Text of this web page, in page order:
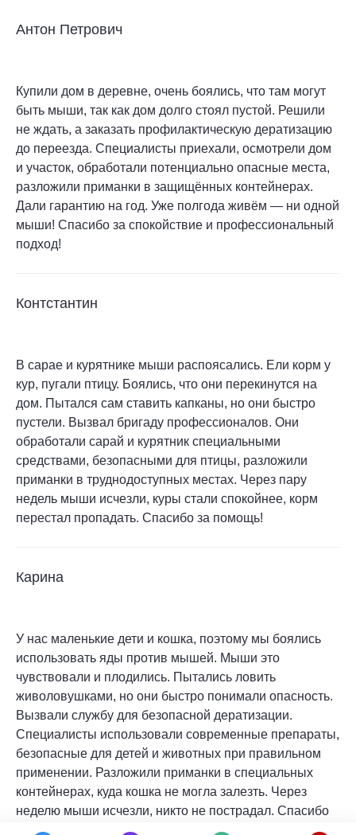
Антон Петрович
Купили дом в деревне, очень боялись, что там могут
быть мыши, так как дом долго стоял пустой. Решили
не ждать, а заказать профилактическую дератизацию
до переезда. Специалисты приехали, осмотрели дом
и участок, обработали потенциально опасные места,
разложили приманки в защищённых контейнерах.
Дали гарантию на год. Уже полгода живём — ни одной
мыши! Спасибо за спокойствие и профессиональный
подход!
Контстантин
В сарае и курятнике мыши распоясались. Ели корм у
кур, пугали птицу. Боялись, что они перекинутся на
дом. Пытался сам ставить капканы, но они быстро
пустели. Вызвал бригаду профессионалов. Они
обработали сарай и курятник специальными
средствами, безопасными для птицы, разложили
приманки в труднодоступных местах. Через пару
недель мыши исчезли, куры стали спокойнее, корм
перестал пропадать. Спасибо за помощь!
Карина
У нас маленькие дети и кошка, поэтому мы боялись
использовать яды против мышей. Мыши это
чувствовали и плодились. Пытались ловить
живоловушками, но они быстро понимали опасность.
Вызвали службу для безопасной дератизации.
Специалисты использовали современные препараты,
безопасные для детей и животных при правильном
применении. Разложили приманки в специальных
контейнерах, куда кошка не могла залезть. Через
неделю мыши исчезли, никто не пострадал. Спасибо
за безопасность и эффективность!